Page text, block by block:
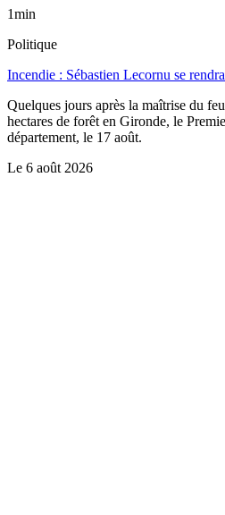
1min
Politique
Incendie : Sébastien Lecornu se
Quelques jours après la maîtrise du
hectares de forêt en Gironde, le
département, le 17 août.
Le 6 août 2026